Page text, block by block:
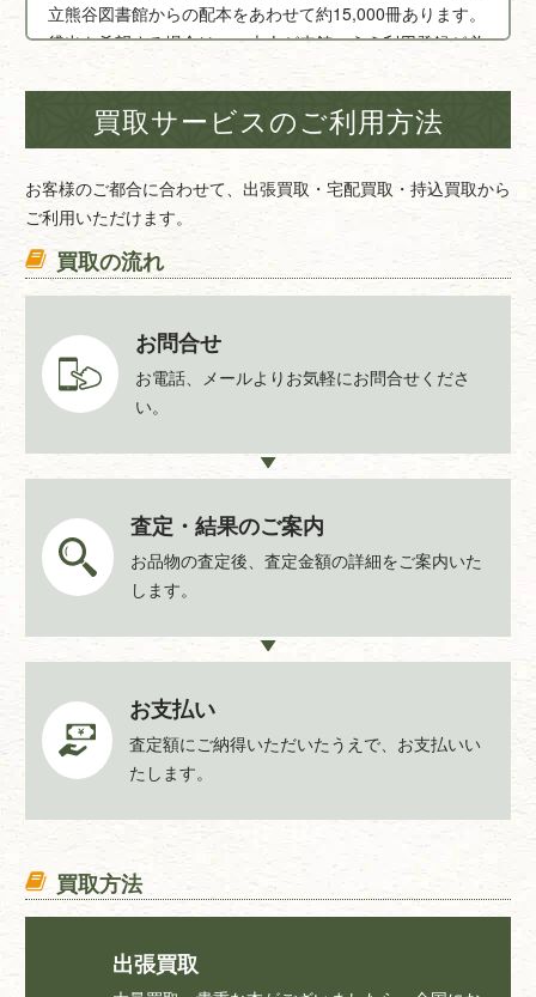
立熊谷図書館からの配本をあわせて約15,000冊あります。
貸出を希望する場合は、ご本人が来館のうえ利用登録が必
要です。町内外問わず誰でも登録できます。一人につき5
【皆野町公民館図書室】
買取サービスのご利用方法
お客様のご都合に合わせて、出張買取・宅配買取・持込買取から
ご利用いただけます。
買取の流れ
お問合せ
お電話、メールよりお気軽にお問合せくださ
い。
査定・結果のご案内
お品物の査定後、査定金額の詳細をご案内いた
します。
お支払い
査定額にご納得いただいたうえで、お支払いい
たします。
買取方法
出張買取